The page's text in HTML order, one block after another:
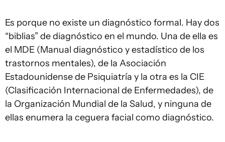
Es porque no existe un diagnóstico formal. Hay dos
“biblias” de diagnóstico en el mundo. Una de ella es
el MDE (Manual diagnóstico y estadístico de los
trastornos mentales), de la Asociación
Estadounidense de Psiquiatría y la otra es la CIE
(Clasificación Internacional de Enfermedades), de
la Organización Mundial de la Salud, y ninguna de
ellas enumera la ceguera facial como diagnóstico.